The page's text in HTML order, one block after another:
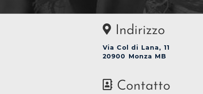
Indirizzo
Via Col di Lana, 11
20900 Monza MB
Contatto